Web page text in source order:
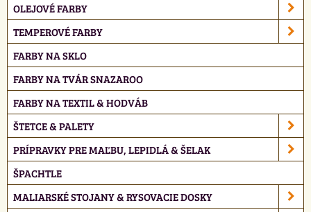
OLEJOVÉ FARBY
TEMPEROVÉ FARBY
FARBY NA SKLO
FARBY NA TVÁR SNAZAROO
FARBY NA TEXTIL & HODVÁB
ŠTETCE & PALETY
PRÍPRAVKY PRE MAĽBU, LEPIDLÁ & ŠELAK
ŠPACHTLE
MALIARSKÉ STOJANY & RYSOVACIE DOSKY